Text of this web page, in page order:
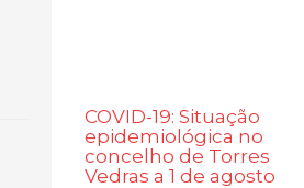
COVID-19: Situação
epidemiológica no
concelho de Torres
Vedras a 1 de agosto